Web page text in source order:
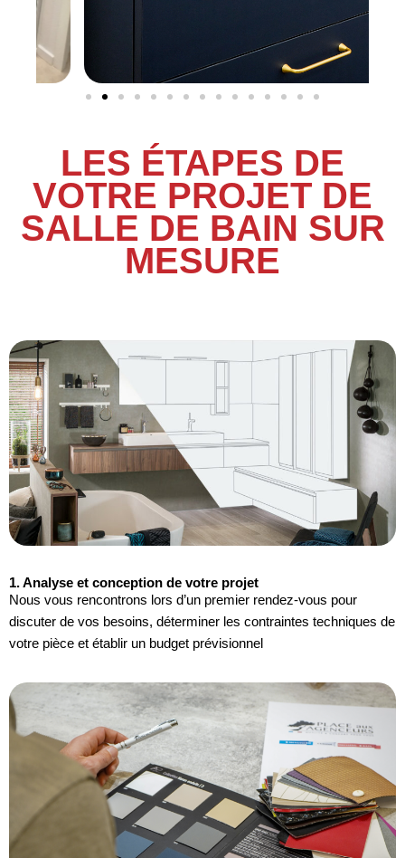
LES ÉTAPES DE
VOTRE PROJET DE
SALLE DE BAIN SUR
MESURE
1. Analyse et conception de votre projet
Nous vous rencontrons lors d’un premier rendez-vous pour
discuter de vos besoins, déterminer les contraintes techniques de
votre pièce et établir un budget prévisionnel